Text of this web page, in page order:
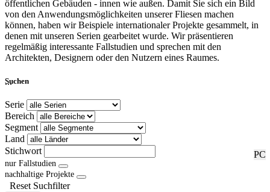
öffentlichen Gebäuden - innen wie außen. Damit Sie sich ein Bild
von den Anwendungsmöglichkeiten unserer Fliesen machen
können, haben wir Beispiele internationaler Projekte gesammelt, in
denen mit unseren Serien gearbeitet wurde. Wir präsentieren
regelmäßig interessante Fallstudien und sprechen mit den
Architekten, Designern oder den Nutzern eines Raumes.
...
Suchen
Serie
Bereich
Segment
Land
Stichwort
RF
PC
nur Fallstudien
nachhaltige Projekte
Reset Suchfilter